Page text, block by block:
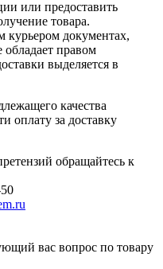
или предоставить
товара.
курьером документах,
обладает правом
выделяется в
качества
оплату за доставку
обращайтесь к
вас вопрос по товару